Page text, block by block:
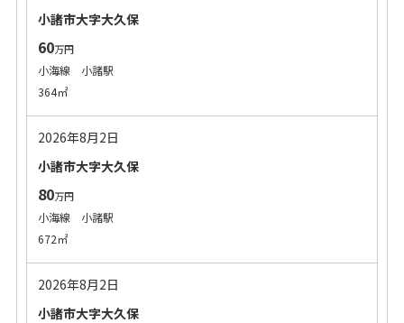
小諸市大字大久保
60万円
小海線 小諸駅
364㎡
2026年8月2日
小諸市大字大久保
80万円
小海線 小諸駅
672㎡
2026年8月2日
小諸市大字大久保